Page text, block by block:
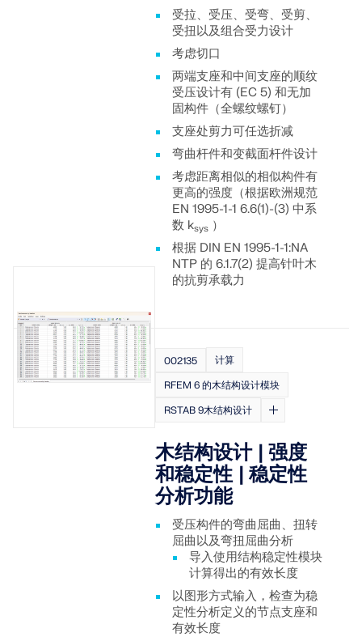
受拉、受压、受弯、受剪、
受扭以及组合受力设计
考虑切口
两端支座和中间支座的顺纹
受压设计有 (EC 5) 和无加
固构件（全螺纹螺钉）
支座处剪力可任选折减
弯曲杆件和变截面杆件设计
考虑距离相似的相似构件有
更高的强度（根据欧洲规范
EN 1995-1-1 6.6(1)-(3) 中系
数 ksys ）
根据 DIN EN 1995-1-1:NA
NTP 的 6.1.7(2) 提高针叶木
的抗剪承载力
002135
计算
RFEM 6 的木结构设计模块
RSTAB 9木结构设计
木结构设计 | 强度
和稳定性 | 稳定性
分析功能
受压构件的弯曲屈曲、扭转
屈曲以及弯扭屈曲分析
导入使用结构稳定性模块
计算得出的有效长度
以图形方式输入，检查为稳
定性分析定义的节点支座和
有效长度